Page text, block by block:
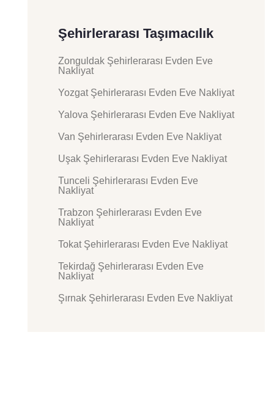
Şehirlerarası Taşımacılık
Zonguldak Şehirlerarası Evden Eve
Nakliyat
Yozgat Şehirlerarası Evden Eve Nakliyat
Yalova Şehirlerarası Evden Eve Nakliyat
Van Şehirlerarası Evden Eve Nakliyat
Uşak Şehirlerarası Evden Eve Nakliyat
Tunceli Şehirlerarası Evden Eve
Nakliyat
Trabzon Şehirlerarası Evden Eve
Nakliyat
Tokat Şehirlerarası Evden Eve Nakliyat
Tekirdağ Şehirlerarası Evden Eve
Nakliyat
Şırnak Şehirlerarası Evden Eve Nakliyat